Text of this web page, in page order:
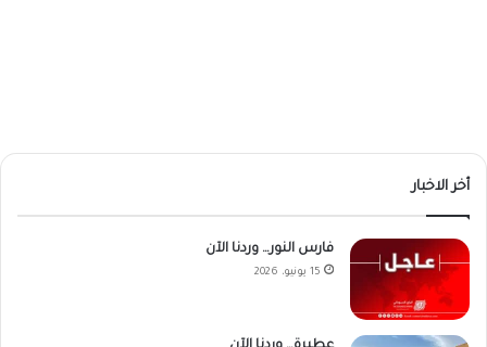
أخر الاخبار
فارس النور… وردنا الآن
15 يونيو، 2026